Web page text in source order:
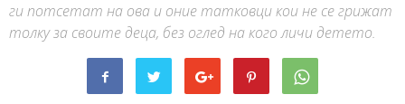
ги потсетат на ова и оние татковци кои не се грижат
толку за своите деца, без оглед на кого личи детето.